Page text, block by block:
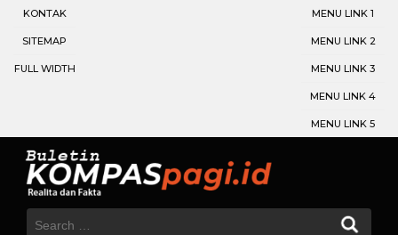
KONTAK
SITEMAP
FULL WIDTH
MENU LINK 1
MENU LINK 2
MENU LINK 3
MENU LINK 4
MENU LINK 5
Search